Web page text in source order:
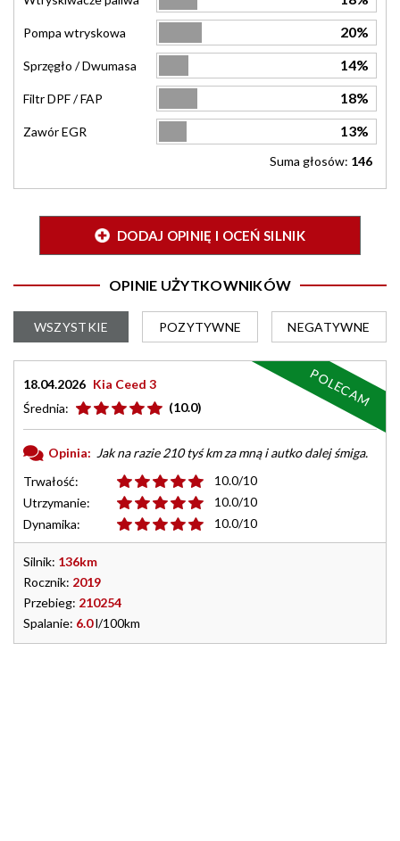
Pompa wtryskowa 20%
Sprzęgło / Dwumasa 14%
Filtr DPF / FAP 18%
Zawór EGR 13%
Suma głosów: 146
DODAJ OPINIĘ I OCEŃ SILNIK
OPINIE UŻYTKOWNIKÓW
WSZYSTKIE POZYTYWNE NEGATYWNE
18.04.2026 Kia Ceed 3
Średnia:
(10.0)
Opinia: Jak na razie 210 tyś km za mną i autko dalej śmiga.
Trwałość:
10.0/10
Utrzymanie:
10.0/10
Dynamika:
10.0/10
Silnik: 136km
Rocznik: 2019
Przebieg: 210254
Spalanie: 6.0l/100km
POLECAM